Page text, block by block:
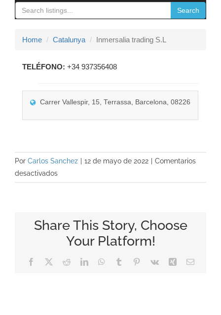
Contacto
navigation
Search
Home Catalunya Inmersalia trading S.L
TELÉFONO: +34 937356408
Carrer Vallespir, 15, Terrassa, Barcelona, 08226
Por Carlos Sanchez 12 de mayo de 2022
Comentarios
desactivadosen
Inmersalia
Share This Story, Choose
Your Platform!
Facebook RedditLinkedInWhatsApp
Tumblr Pinterest
Vk Xing Correo